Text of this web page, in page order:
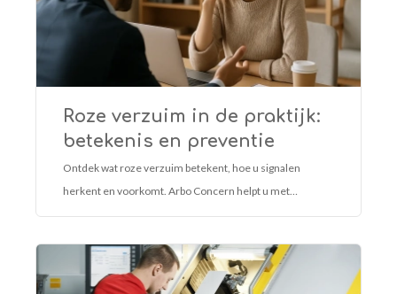
Roze verzuim in de praktijk:
betekenis en preventie
Ontdek wat roze verzuim betekent, hoe u signalen
herkent en voorkomt. Arbo Concern helpt u met
duurzame inzetbaarheid, gezondheid en werkgeluk.